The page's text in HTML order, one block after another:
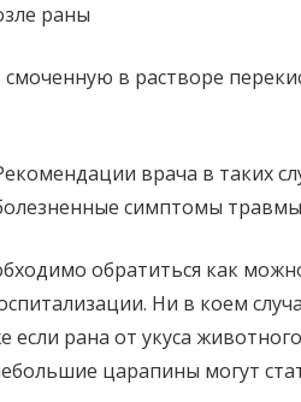
раны
в растворе
врача в таких
симптомы
обратиться как
Ни в коем
рана от укуса
царапины могут